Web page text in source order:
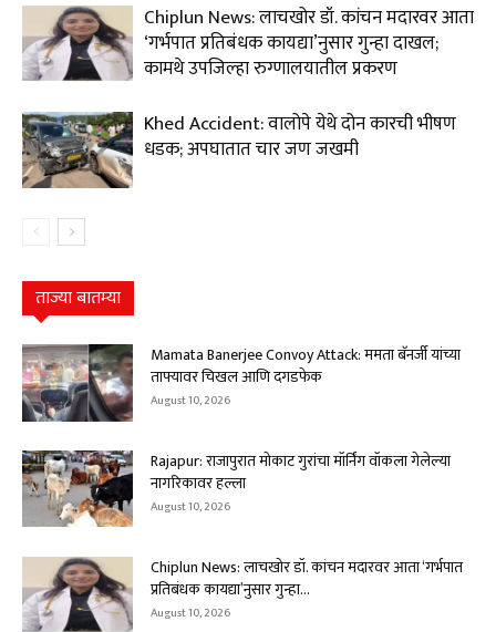
Chiplun News: लाचखोर डॉ. कांचन मदारवर आता
‘गर्भपात प्रतिबंधक कायद्या’नुसार गुन्हा दाखल;
कामथे उपजिल्हा रुग्णालयातील प्रकरण
Khed Accident: वालोपे येथे दोन कारची भीषण
धडक; अपघातात चार जण जखमी
ताज्या बातम्या
Mamata Banerjee Convoy Attack: ममता बॅनर्जी यांच्या
ताफ्यावर चिखल आणि दगडफेक
August 10, 2026
Rajapur: राजापुरात मोकाट गुरांचा मॉर्निंग वॉकला गेलेल्या
नागरिकावर हल्ला
August 10, 2026
Chiplun News: लाचखोर डॉ. कांचन मदारवर आता ‘गर्भपात
प्रतिबंधक कायद्या’नुसार गुन्हा...
August 10, 2026